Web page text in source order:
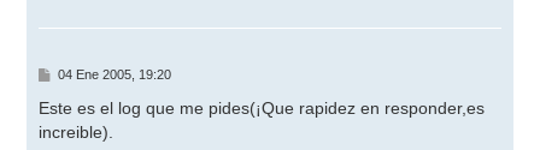
M
n
a
04 Ene 2005, 19:20
Este es el log que me pides(¡Que rapidez en responder,es
increible).